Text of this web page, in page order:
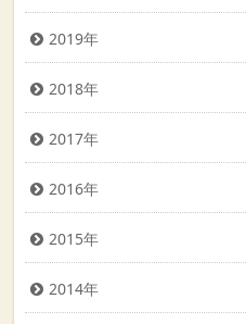
2019年
2018年
2017年
2016年
2015年
2014年